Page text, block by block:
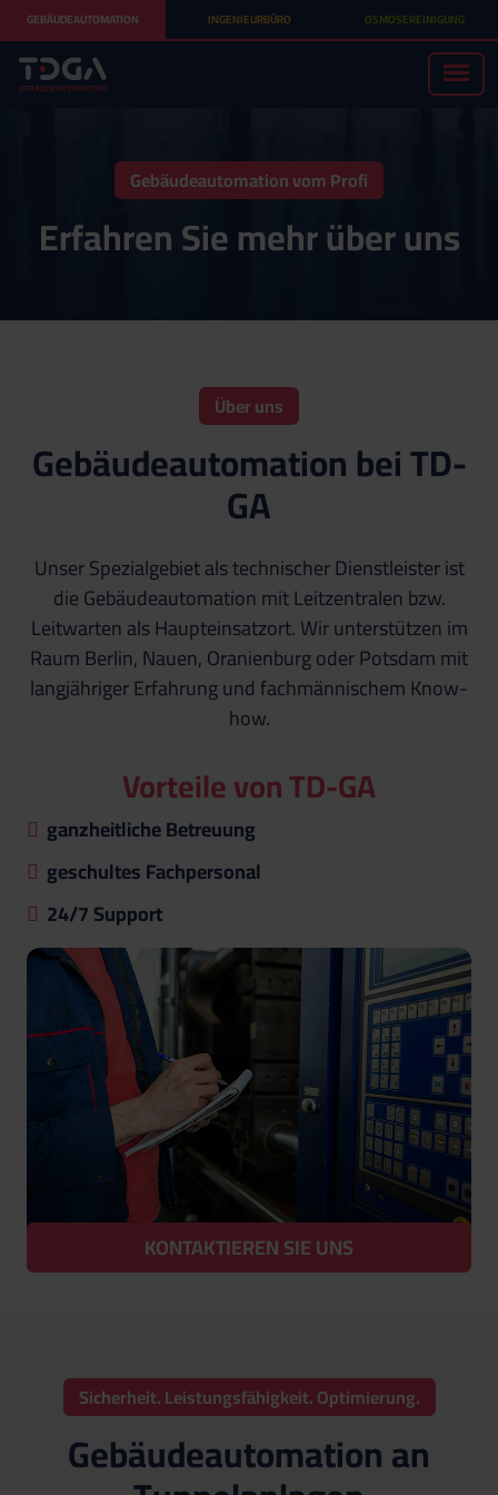
GEBÄUDEAUTOMATION INGENIEURBÜRO OSMOSEREINIGUNG
Gebäudeautomation vom Profi
Erfahren Sie mehr über uns
Über uns
Gebäudeautomation bei TD-
GA
Unser Spezialgebiet als technischer Dienstleister ist
die Gebäudeautomation mit Leitzentralen bzw.
Leitwarten als Haupteinsatzort. Wir unterstützen im
Raum Berlin, Nauen, Oranienburg oder Potsdam mit
langjähriger Erfahrung und fachmännischem Know-
how.
Vorteile von TD-GA
ganzheitliche Betreuung
geschultes Fachpersonal
24/7 Support
KONTAKTIEREN SIE UNS
Sicherheit. Leistungsfähigkeit. Optimierung.
Gebäudeautomation an